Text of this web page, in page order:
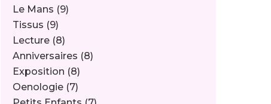
Le Mans (9)
Tissus (9)
Lecture (8)
Anniversaires (8)
Exposition (8)
Oenologie (7)